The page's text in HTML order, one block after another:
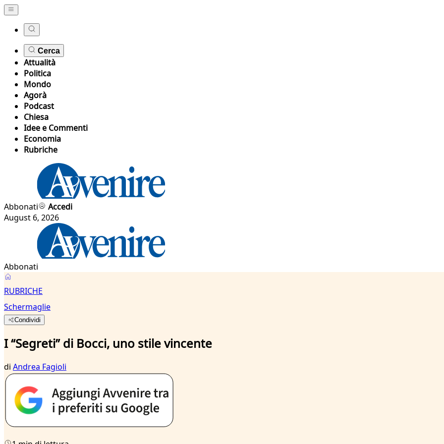
Cerca
Attualità
Politica
Mondo
Agorà
Podcast
Chiesa
Idee e Commenti
Economia
Rubriche
Abbonati
Accedi
August 6, 2026
Abbonati
RUBRICHE
Schermaglie
Condividi
I “Segreti” di Bocci, uno stile vincente
di Andrea Fagioli